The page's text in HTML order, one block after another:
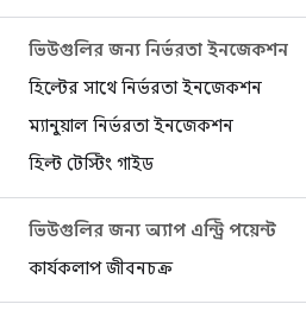
ভিউগুলির জন্য নির্ভরতা ইনজেকশন
হিল্টের সাথে নির্ভরতা ইনজেকশন
ম্যানুয়াল নির্ভরতা ইনজেকশন
হিল্ট টেস্টিং গাইড
ভিউগুলির জন্য অ্যাপ এন্ট্রি পয়েন্ট
কার্যকলাপ জীবনচক্র